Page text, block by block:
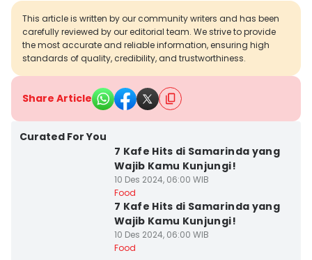
This article is written by our community writers and has been
carefully reviewed by our editorial team. We strive to provide
the most accurate and reliable information, ensuring high
standards of quality, credibility, and trustworthiness.
Share Article
Curated For You
7 Kafe Hits di Samarinda yang
Wajib Kamu Kunjungi!
10 Des 2024, 06:00 WIB
Food
7 Kafe Hits di Samarinda yang
Wajib Kamu Kunjungi!
10 Des 2024, 06:00 WIB
Food